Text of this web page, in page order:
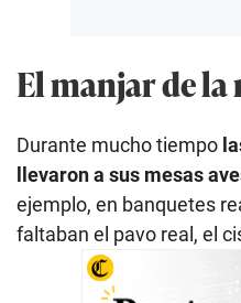
El manjar de la
Durante mucho tiempo
llevaron a sus mesas
ejemplo, en banquetes
faltaban el pavo real, el